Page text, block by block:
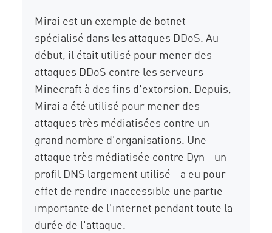
Mirai est un exemple de botnet
spécialisé dans les attaques DDoS. Au
début, il était utilisé pour mener des
attaques DDoS contre les serveurs
Minecraft à des fins d'extorsion. Depuis,
Mirai a été utilisé pour mener des
attaques très médiatisées contre un
grand nombre d'organisations. Une
attaque très médiatisée contre Dyn - un
profil DNS largement utilisé - a eu pour
effet de rendre inaccessible une partie
importante de l'internet pendant toute la
durée de l'attaque.